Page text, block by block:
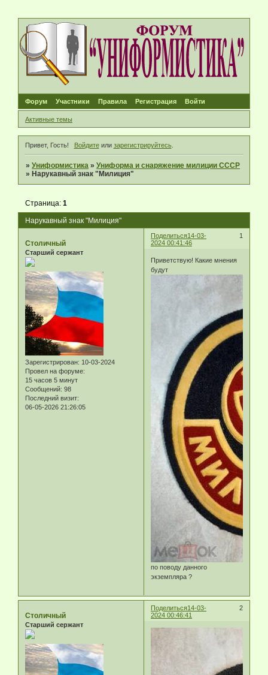
Форум Участники Правила Регистрация Войти
Активные темы
Привет, Гость! Войдитеили зарегистрируйтесь.
»Униформистика »Униформа и снаряжение милиции СССР
» Нарукавный знак "Милиция"
Нарукавный знак "Милиция"
Страница:1
Поделиться 1
14-03-
2024 00:41:46
Столичный
Старший сержант
Зарегистрирован: 10-03-2024
Провел на форуме:
15 часов 5 минут
Сообщений: 98
Последний визит:
06-05-2026 21:26:05
Приветствую! Какие мнения
будут
по поводу данного
экземпляра ?
Поделиться 2
14-03-
2024 00:46:41
Столичный
Старший сержант